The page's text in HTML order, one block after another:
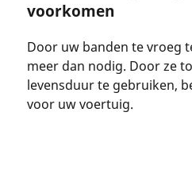
voorkomen
Door uw banden te vroeg
meer dan nodig. Door ze
levensduur te gebruiken,
voor uw voertuig.